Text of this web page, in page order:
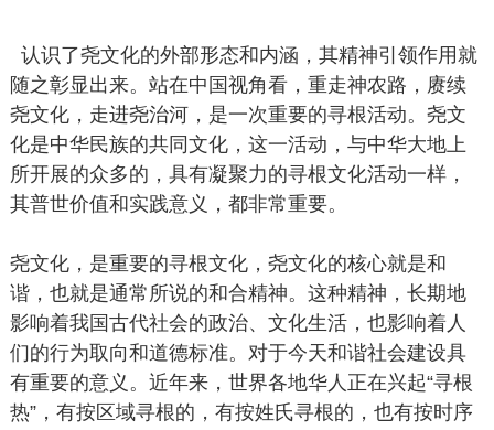
认识了尧文化的外部形态和内涵，其精神引领作用就
随之彰显出来。站在中国视角看，重走神农路，赓续
尧文化，走进尧治河，是一次重要的寻根活动。尧文
化是中华民族的共同文化，这一活动，与中华大地上
所开展的众多的，具有凝聚力的寻根文化活动一样，
其普世价值和实践意义，都非常重要。
尧文化，是重要的寻根文化，尧文化的核心就是和
谐，也就是通常所说的和合精神。这种精神，长期地
影响着我国古代社会的政治、文化生活，也影响着人
们的行为取向和道德标准。对于今天和谐社会建设具
有重要的意义。近年来，世界各地华人正在兴起“寻根
热”，有按区域寻根的，有按姓氏寻根的，也有按时序